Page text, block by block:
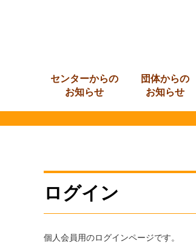
センターからの
お知らせ
団体からの
お知らせ
ログイン
個人会員用のログインページです。